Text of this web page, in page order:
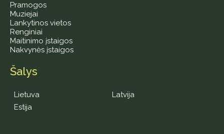
Pramogos
Muziejai
Lankytinos vietos
Renginiai
Maitinimo įstaigos
Nakvynės įstaigos
Šalys
Lietuva
Estija
Latvija